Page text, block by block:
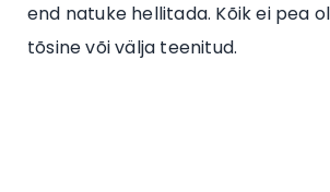
end natuke hellitada. Kõik ei pea
tõsine või välja teenitud.